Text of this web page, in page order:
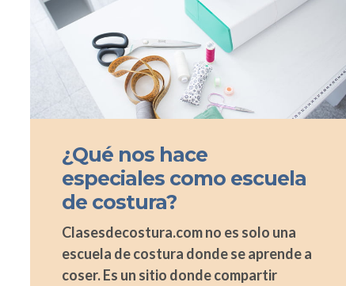
¿Qué nos hace
especiales como escuela
de costura?
Clasesdecostura.com no es solo una
escuela de costura donde se aprende a
coser. Es un sitio donde compartir